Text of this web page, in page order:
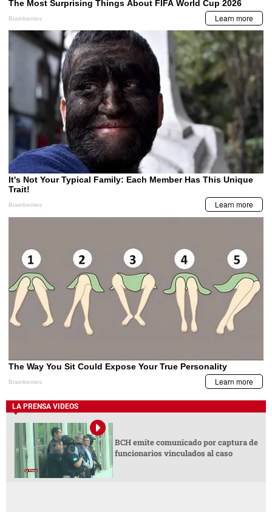
LA PRENSA VIDEOS
BCH emite comunicado por captura de
funcionarios vinculados al caso